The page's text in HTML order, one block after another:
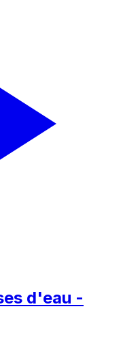
d'eau -